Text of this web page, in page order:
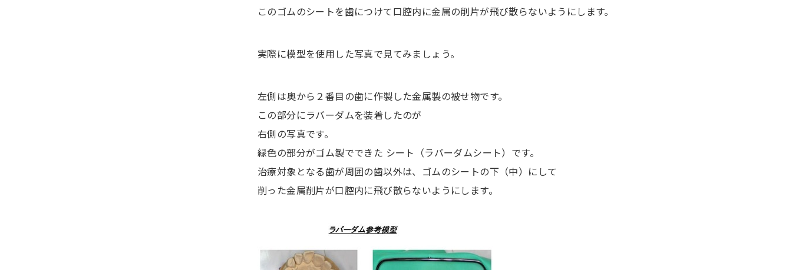
このゴムのシートを歯につけて口腔内に金属の削片が飛び散らないようにします。
実際に模型を使用した写真で見てみましょう。
左側は奥から２番目の歯に作製した金属製の被せ物です。
この部分にラバーダムを装着したのが
右側の写真です。
緑色の部分がゴム製でできた シート（ラバーダムシート）です。
治療対象となる歯が周囲の歯以外は、ゴムのシートの下（中）にして
削った金属削片が口腔内に飛び散らないようにします。